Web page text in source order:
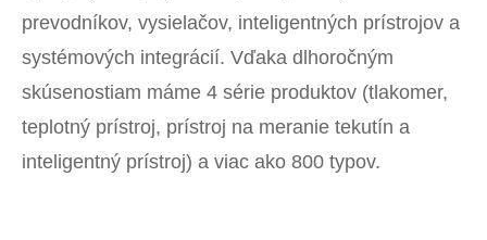
prevodníkov, vysielačov, inteligentných prístrojov a
systémových integrácií. Vďaka dlhoročným
skúsenostiam máme 4 série produktov (tlakomer,
teplotný prístroj, prístroj na meranie tekutín a
inteligentný prístroj) a viac ako 800 typov.